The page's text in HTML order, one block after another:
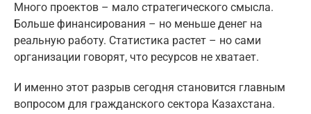
Много проектов – мало стратегического смысла.
Больше финансирования – но меньше денег на
реальную работу. Статистика растет – но сами
организации говорят, что ресурсов не хватает.
И именно этот разрыв сегодня становится главным
вопросом для гражданского сектора Казахстана.